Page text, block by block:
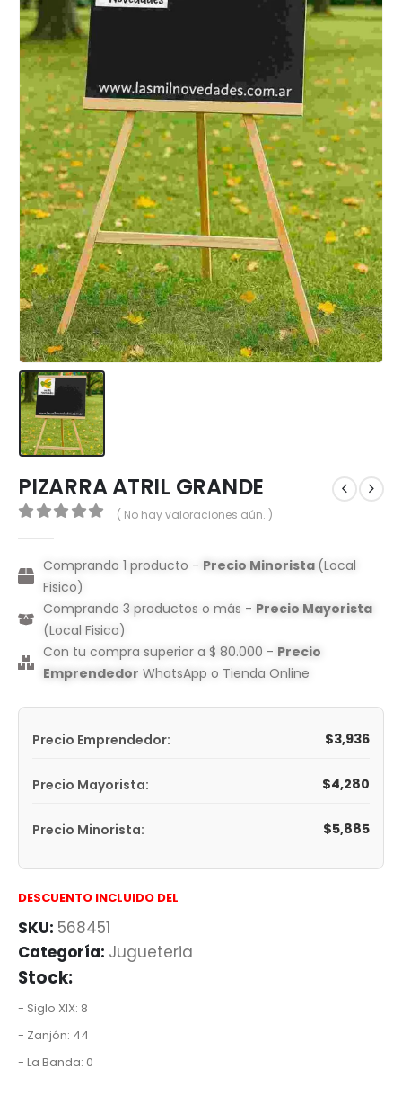
PIZARRA ATRIL GRANDE
( No hay valoraciones aún. )
Comprando 1 producto - Precio Minorista (Local
Fisico)
Comprando 3 productos o más - Precio Mayorista
(Local Fisico)
Con tu compra superior a $ 80.000 - Precio
Emprendedor WhatsApp o Tienda Online
Precio Emprendedor: $3,936
Precio Mayorista: $4,280
Precio Minorista: $5,885
DESCUENTO INCLUIDO DEL
SKU: 568451
Categoría: Jugueteria
Stock:
- Siglo XIX: 8
- Zanjón: 44
- La Banda: 0